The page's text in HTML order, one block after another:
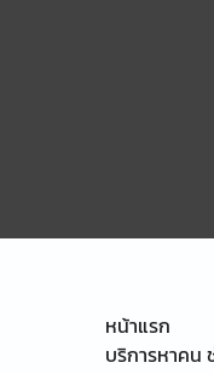
หน้าแรก
บริการหาคน